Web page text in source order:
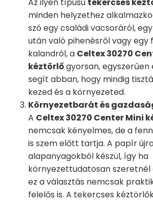
minden helyzethez
szó egy családi vacsoráról,
után való pihenésről vagy egy
kalandról, a Celtex 30270
kéztörlőgyorsan,
segít abban, hogy mindig
kezed és a környezeted.
Környezetbarát és
A Celtex 30270 Center Mini
nemcsak kényelmes, de a
is szem előtt tartja. A papír
alapanyagokból készül, így ha
környezettudatosan szeretnél
ez a választás nemcsak
felelős is. A tekercses